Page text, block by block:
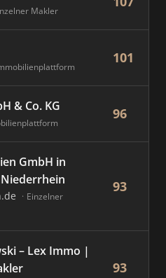
Makler
101
& Co. KG 96
GmbH in
Einzelner
93
– Lex Immo |
93